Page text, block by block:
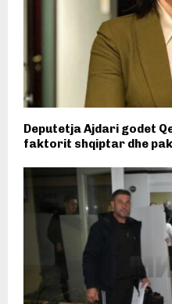
Deputetja Ajdari godet
faktorit shqiptar dhe